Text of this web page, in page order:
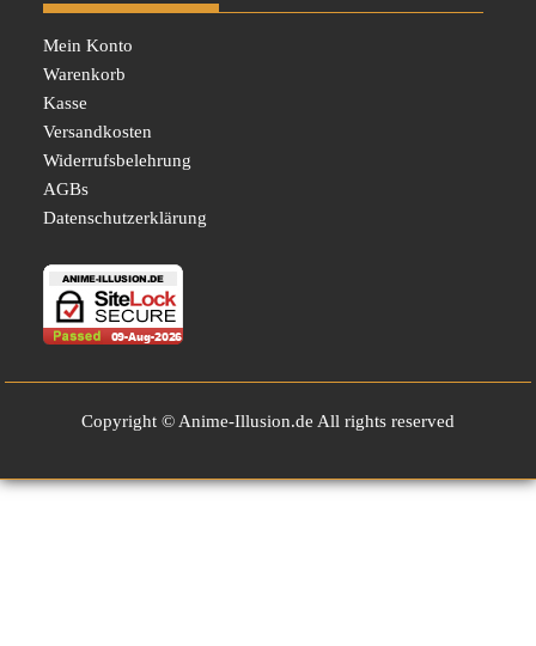
Mein Konto
Warenkorb
Kasse
Versandkosten
Widerrufsbelehrung
AGBs
Datenschutzerklärung
Copyright © Anime-Illusion.de All rights reserved